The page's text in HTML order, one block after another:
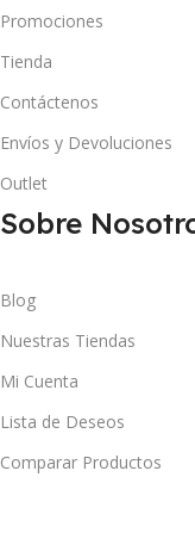
Promociones
Tienda
Contáctenos
Envíos y Devoluciones
Outlet
Sobre
Blog
Nuestras Tiendas
Mi Cuenta
Lista de Deseos
Comparar Productos